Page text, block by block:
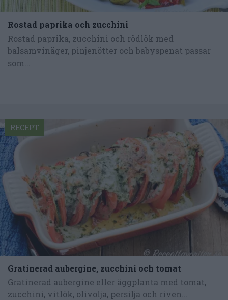
Rostad paprika och zucchini
Rostad paprika, zucchini och rödlök med
balsamvinäger, pinjenötter och babyspenat passar
som...
Gratinerad aubergine, zucchini och tomat
Gratinerad aubergine eller äggplanta med tomat,
zucchini, vitlök, olivolja, persilja och riven...
RECEPT